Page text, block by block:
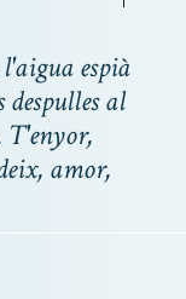
espià
despulles al
amor,